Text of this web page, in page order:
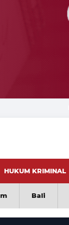
HUKUM KRIMINAL
Bali